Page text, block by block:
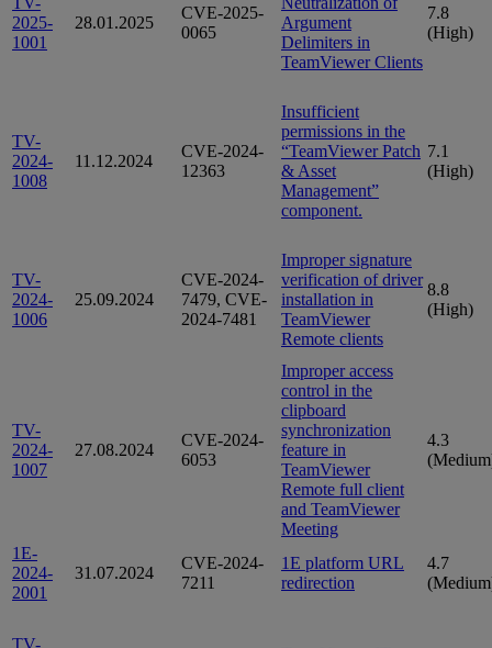
2025-
1001
28.01.2025
CVE-2025-
0065
Argument
Delimiters in
TeamViewer Clients
7.8
(High)
TV-
2024-
1008
11.12.2024
CVE-2024-
12363
Insufficient
permissions in the
“TeamViewer Patch
& Asset
Management”
component.
7.1
(High)
TV-
2024-
1006
25.09.2024
CVE-2024-
7479, CVE-
2024-7481
Improper signature
verification of driver
installation in
TeamViewer
Remote clients
8.8
(High)
TV-
2024-
1007
27.08.2024
CVE-2024-
6053
Improper access
control in the
clipboard
synchronization
feature in
TeamViewer
Remote full client
and TeamViewer
Meeting
4.3
1E-
2024-
2001
31.07.2024
CVE-2024-
7211
1E platform URL
redirection
4.7
TV-